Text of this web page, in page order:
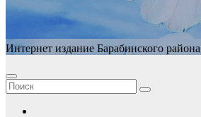
Интернет издание Барабинского района